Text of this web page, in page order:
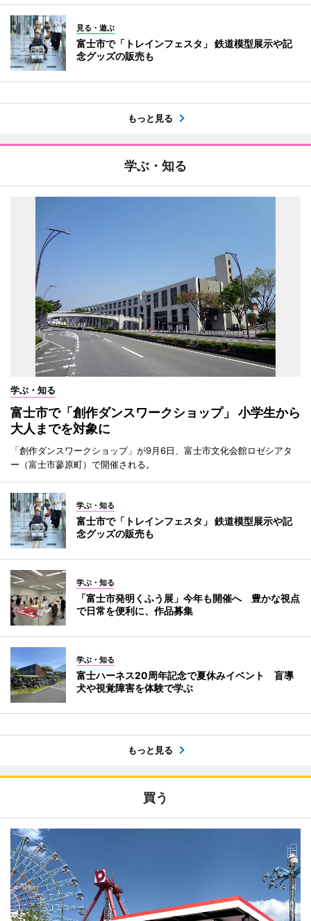
見る・遊ぶ
富士市で「トレインフェスタ」 鉄道模型展示や記
念グッズの販売も
もっと見る
学ぶ・知る
学ぶ・知る
富士市で「創作ダンスワークショップ」 小学生から
大人までを対象に
「創作ダンスワークショップ」が9月6日、富士市文化会館ロゼシアタ
ー（富士市蓼原町）で開催される。
学ぶ・知る
富士市で「トレインフェスタ」 鉄道模型展示や記
念グッズの販売も
学ぶ・知る
「富士市発明くふう展」今年も開催へ 豊かな視点
で日常を便利に、作品募集
学ぶ・知る
富士ハーネス20周年記念で夏休みイベント 盲導
犬や視覚障害を体験で学ぶ
もっと見る
買う